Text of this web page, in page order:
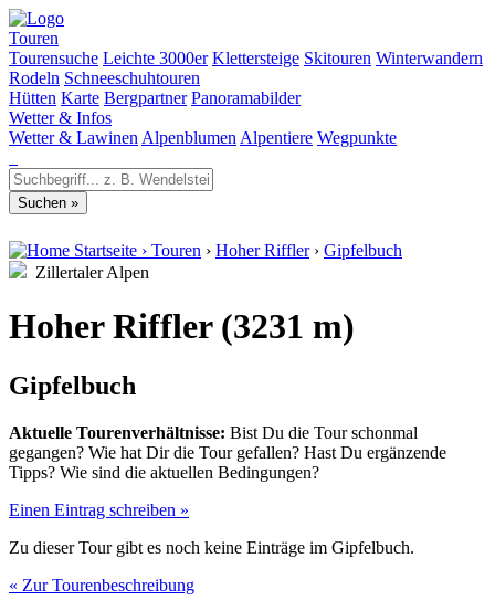
Touren
Tourensuche Leichte 3000er Klettersteige Skitouren Winterwandern
Rodeln Schneeschuhtouren
Hütten Karte Bergpartner Panoramabilder
Wetter & Infos
Wetter & Lawinen Alpenblumen Alpentiere Wegpunkte
Startseite › Touren › Hoher Riffler › Gipfelbuch
Zillertaler Alpen
Hoher Riffler (3231 m)
Gipfelbuch
Aktuelle Tourenverhältnisse: Bist Du die Tour schonmal
gegangen? Wie hat Dir die Tour gefallen? Hast Du ergänzende
Tipps? Wie sind die aktuellen Bedingungen?
Einen Eintrag schreiben »
Zu dieser Tour gibt es noch keine Einträge im Gipfelbuch.
« Zur Tourenbeschreibung